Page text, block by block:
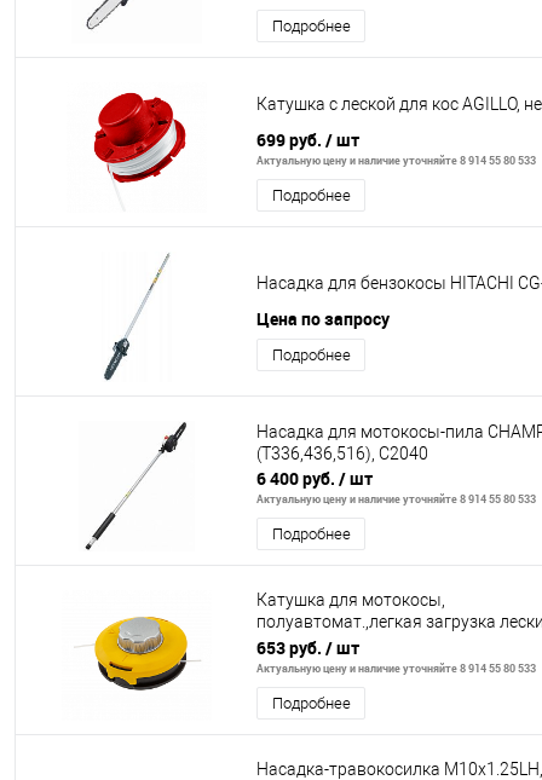
Подробнее
Катушка с леской для кос AGILLO,
699 руб. / шт
Актуальную цену и наличие уточняйте 8 914 55 80 533
Подробнее
Насадка для бензокосы HITACHI
Цена по запросу
Подробнее
Насадка для мотокосы-пила
(Т336,436,516), C2040
6 400 руб. / шт
Актуальную цену и наличие уточняйте 8 914 55 80 533
Подробнее
Катушка для мотокосы,
полуавтомат.,легкая загрузка
гайка M10x1,25, алюм.кнопка//
653 руб. / шт
Актуальную цену и наличие уточняйте 8 914 55 80 533
Подробнее
Насадка-травокосилка M10x1.25LH,